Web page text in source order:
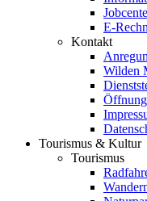
E-
Kontakt
Wilden
Tourismus & Kultur
Tourismus